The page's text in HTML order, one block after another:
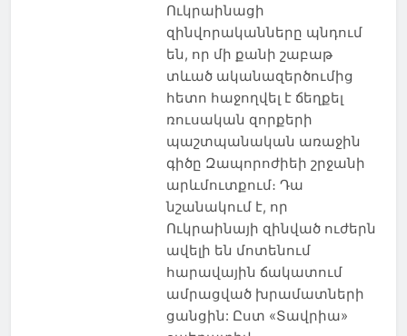
Ուկրաինացի
զինվորականները պնդում
են, որ մի քանի շաբաթ
տևած ականազերծումից
հետո հաջողվել է ճեղքել
ռուսական զորքերի
պաշտպանական առաջին
գիծը Զապորոժիեի շրջանի
արևմուտքում։ Դա
նշանակում է, որ
Ուկրաինայի զինված ուժերն
ավելի են մոտենում
հարավային ճակատում
ամրացված խրամատների
ցանցին: Ըստ «Տավրիա»